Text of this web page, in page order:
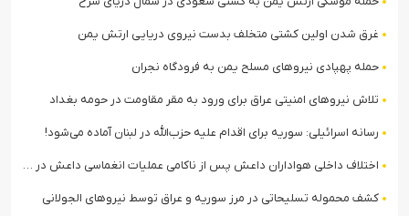
غرق شدن اولین کشتی متخلف بدست نیروی دریایی ارتش یمن
حمله پهپادی نیروهای مسلح یمن به فرودگاه نجران
تلاش نیروهای امنیتی عراق برای ورود به مقر مقاومت در حومه بغداد
رسانه اسرائیلی: سوریه برای اقدام علیه حزب‌الله در لبنان آماده می‌شود!
اختلاف داخلی هواداران داعش پس از ناکامی عملیات انغماسی داعش در رقه
کشف محموله تسلیحاتی در مرز سوریه و عراق توسط نیروهای الجولانی